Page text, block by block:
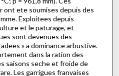
ont ete soumises depuis des
Exploitees depuis
et le paturage, et
sont devenues des
» a dominance arbustive.
dans la ration des
saisons seche et froide de
Les garrigues franvaises